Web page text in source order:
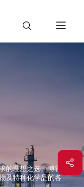
的理想之选。博雷
及特种化学品的各